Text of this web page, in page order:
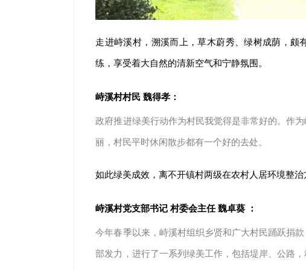
走进峙溪村，溯溪而上，草木蔚秀、绿树成荫，颇
练，享受着大自然的清新空气和宁静氛围。
峙溪村村民 魏得孝：
政府推进绿美行动作为村民我觉得是非常好的。作
丽，村民平时休闲散步都有一个好的去处。
如此绿美成效，离不开镇村两级在农村人居环境整
峙溪村党支部书记 村委会主任 魏卓葵 ：
今年春季以来，峙溪村组织乡贤和广大村民踊跃捐
部发力，进行了一系列绿美工作，包括堤岸、公路